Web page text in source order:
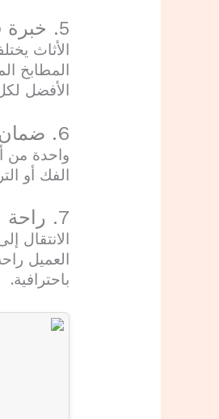
5. خبرة في التعامل مع جميع أنواع الأثاث
الأثاث
المطابخ
الأفضل
6. ضمان الخدمة
واحدة من
الفك أو
7. راحة البال
الانتقال
العميل
باحترافية.